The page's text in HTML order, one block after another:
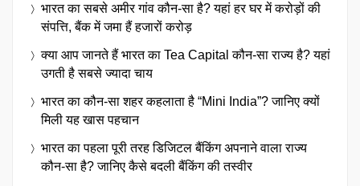
भारत का सबसे अमीर गांव कौन-सा है? यहां हर घर में करोड़ों की
संपत्ति, बैंक में जमा हैं हजारों करोड़
क्या आप जानते हैं भारत का Tea Capital कौन-सा राज्य है? यहां
उगती है सबसे ज्यादा चाय
भारत का कौन-सा शहर कहलाता है “Mini India”? जानिए क्यों
मिली यह खास पहचान
भारत का पहला पूरी तरह डिजिटल बैंकिंग अपनाने वाला राज्य
कौन-सा है? जानिए कैसे बदली बैंकिंग की तस्वीर